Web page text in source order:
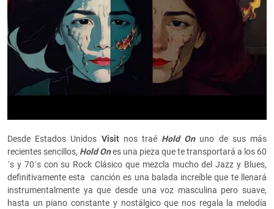
Desde Estados Unidos Visitnos traé Hold On uno de sus más
recientes sencillos, Hold Ones una pieza que te transportará a los 60
´s y 70´s con su Rock Clásico que mezcla mucho del Jazz y Blues,
definitivamente esta canción es una balada increíble que te llenará
instrumentalmente ya que desde una voz masculina pero suave,
hasta un piano constante y nostálgico que nos regala la melodía